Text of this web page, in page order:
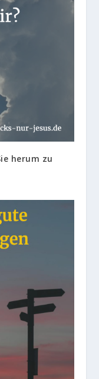
herum zu